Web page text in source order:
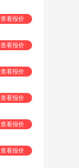
查看报价
查看报价
查看报价
查看报价
查看报价
查看报价